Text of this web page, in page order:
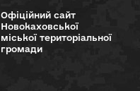
Офіційний сайт
Новокаховської
міської територіальної
громади